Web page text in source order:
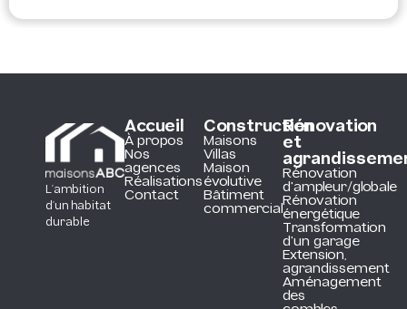
L’ambition
d’un habitat
durable
Accueil
À propos
Nos
agences
Réalisations
Contact
Construction
Maisons
Villas
Maison
évolutive
Bâtiment
commercial
Rénovation
et
Rénovation
d'ampleur/globale
Rénovation
énergétique
Transformation
d'un garage
Extension,
agrandissement
Aménagement
des